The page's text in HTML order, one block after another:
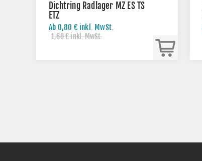
Dichtring Radlager MZ ES TS
ETZ
Ab 0,80 € inkl. MwSt.
1,60 € inkl. MwSt.